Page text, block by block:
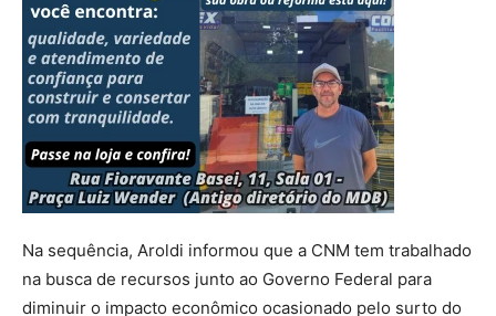
Na sequência, Aroldi informou que a CNM tem trabalhado
na busca de recursos junto ao Governo Federal para
diminuir o impacto econômico ocasionado pelo surto do